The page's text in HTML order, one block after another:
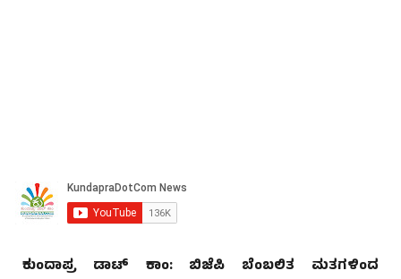
ಕುಂದಾಪ್ರ ಡಾಟ್ ಕಾಂ: ಬಿಜೆಪಿ ಬೆಂಬಲಿತ ಮತಗಳಿಂದ